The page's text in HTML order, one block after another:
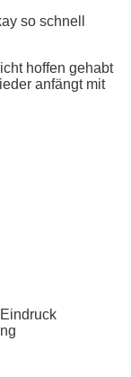
so schnell
hoffen gehabt
anfängt mit